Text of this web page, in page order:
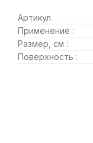
Артикул
Применение :
Размер, см :
Поверхность :